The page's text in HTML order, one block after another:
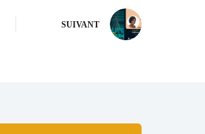
SUIVANT